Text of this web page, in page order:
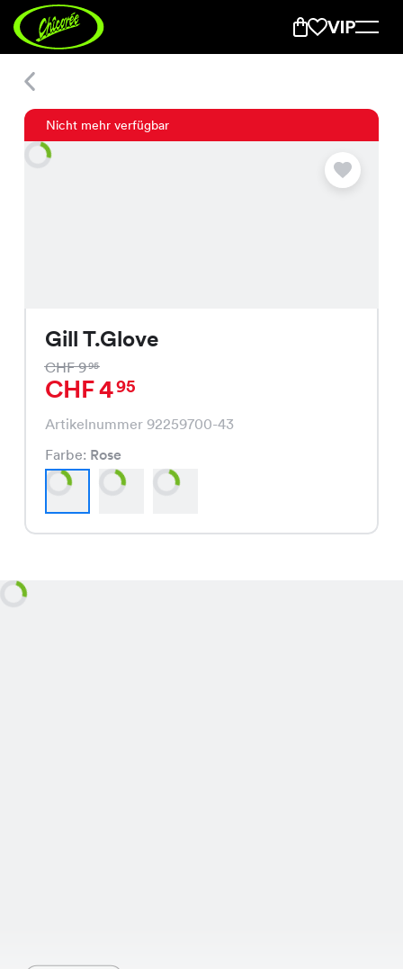
Nicht mehr verfügbar
Gill T.Glove
CHF 995
CHF 495
Artikelnummer 92259700-43
Farbe: Rose